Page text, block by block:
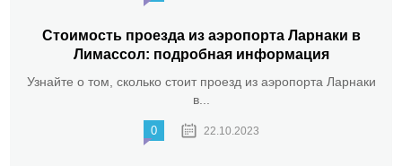
Стоимость проезда из аэропорта Ларнаки в
Лимассол: подробная информация
Узнайте о том, сколько стоит проезд из аэропорта Ларнаки
в...
0 22.10.2023